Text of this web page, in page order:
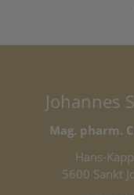
Johannes
Mag. pharm.
Hans-
5600 Sankt